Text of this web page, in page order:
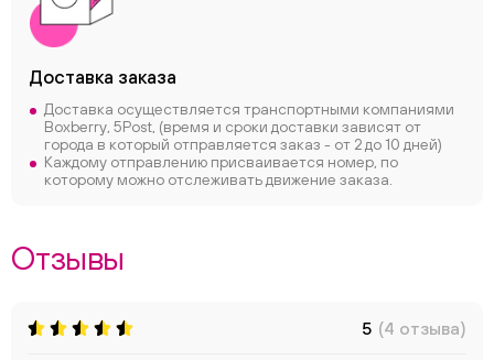
Доставка заказа
Доставка осуществляется транспортными компаниями
Boxberry, 5Post, (время и сроки доставки зависят от
города в который отправляется заказ - от 2 до 10 дней)
Каждому отправлению присваивается номер, по
которому можно отслеживать движение заказа.
Отзывы
5 (4 отзыва)